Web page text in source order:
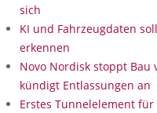
sich
KI und Fahrzeugdaten
erkennen
Novo Nordisk stoppt Bau
kündigt Entlassungen an
Erstes Tunnelelement